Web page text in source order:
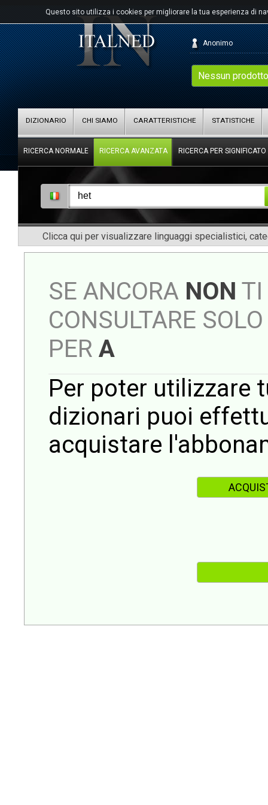
Questo sito utilizza i cookies per migliorare la tua esperienza di
Nessun
Anonimo
DIZIONARIO CHI SIAMO CARATTERISTICHE STATISTICHE
RICERCA NORMALE RICERCA AVANZATA RICERCA PER SIGNIFICATO
Clicca qui per visualizzare linguaggi specialistici,
SE ANCORA NON TI
CONSULTARE
PER A
Per poter utilizzare
dizionari puoi
acquistare